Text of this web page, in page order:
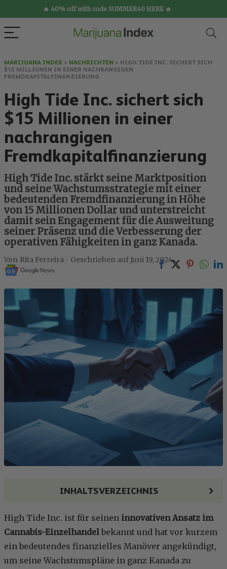
🔥 40% off with code SUMMER40 HERE 🔥
MARIJUANA INDEX > NACHRICHTEN > HIGH TIDE INC. SICHERT SICH
$15 MILLIONEN IN EINER NACHRANGIGEN
FREMDKAPITALFINANZIERUNG
High Tide Inc. sichert sich
$15 Millionen in einer
nachrangigen
Fremdkapitalfinanzierung
High Tide Inc. stärkt seine Marktposition
und seine Wachstumsstrategie mit einer
bedeutenden Fremdfinanzierung in Höhe
von 15 Millionen Dollar und unterstreicht
damit sein Engagement für die Ausweitung
seiner Präsenz und die Verbesserung der
operativen Fähigkeiten in ganz Kanada.
Rita Ferreira Juni 19, 2024
INHALTSVERZEICHNIS
High Tide Inc. ist für seinen innovativen Ansatz im
Cannabis-Einzelhandel bekannt und hat vor kurzem
ein bedeutendes finanzielles Manöver angekündigt,
um seine Wachstumspläne in ganz Kanada zu